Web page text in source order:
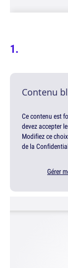
Contenu
Ce contenu est
devez accepter
Modifiez ce
de la
Gérer